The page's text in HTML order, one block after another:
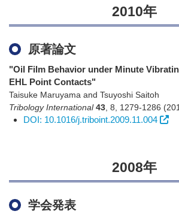
2010年
原著論文
"Oil Film Behavior under Minute
EHL Point Contacts"
Taisuke Maruyama and Tsuyoshi Saitoh
Tribology International 43 8 1279-1286
DOI: 10.1016/j.triboint.2009.11.004
2008年
学会発表